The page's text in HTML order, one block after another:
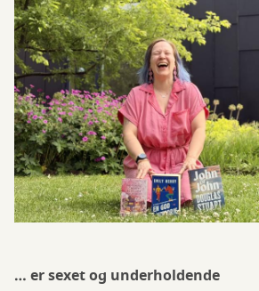
… er sexet og underholdende